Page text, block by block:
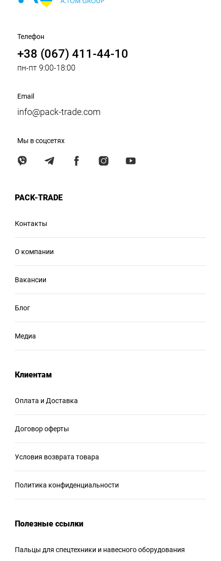
Телефон
+38 (067) 411-44-10
пн-пт 9:00-18:00
Email
info@pack-trade.com
Мы в соцсетях
PACK-TRADE
Контакты
О компании
Вакансии
Блог
Медиа
Клиентам
Оплата и Доставка
Договор оферты
Условия возврата товара
Политика конфиденциальности
Полезные ссылки
Пальцы для спецтехники и навесного оборудования